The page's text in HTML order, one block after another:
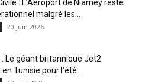
: L’Aéroport de Niamey reste
malgré les...
20 juin 2026
Le géant britannique Jet2
Tunisie pour l’été...